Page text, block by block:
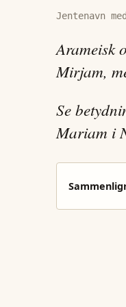
Jentenavn
Arameisk
Mirjam,
Se
Mariam i